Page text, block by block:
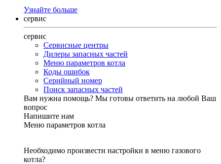
Узнайте больше
сервис
сервис
Сервисные центры
Дилеры запасных частей
Меню параметров котла
Коды ошибок
Серийный номер
Поиск запасных частей
Вам нужна помощь? Мы готовы ответить на любой Ваш
вопрос
Напишите нам
Меню параметров котла
Необходимо произвести настройки в меню газового
котла?